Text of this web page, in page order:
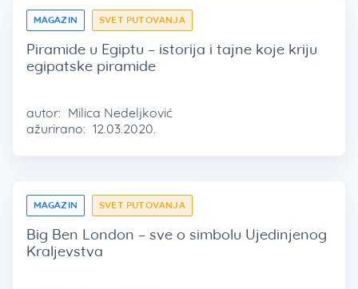
MAGAZIN SVET PUTOVANJA
Piramide u Egiptu – istorija i tajne koje kriju
egipatske piramide
autor: Milica Nedeljković
ažurirano: 12.03.2020.
MAGAZIN SVET PUTOVANJA
Big Ben London – sve o simbolu Ujedinjenog
Kraljevstva